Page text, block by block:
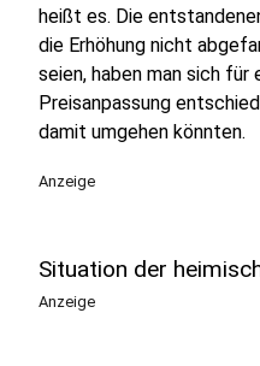
heißt es. Die
die Erhöhung nicht
seien, haben man sich
Preisanpassung
damit umgehen könnten.
Anzeige
Situation der
Anzeige